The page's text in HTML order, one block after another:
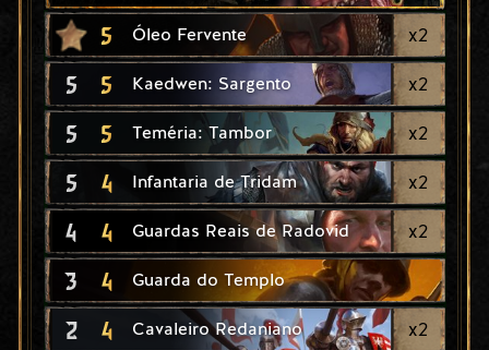
5 Óleo Fervente x2
5 5 Kaedwen: Sargento x2
5 5 Teméria: Tambor x2
5 4 Infantaria de Tridam x2
4 4 Guardas Reais de Radovid x2
3 4 Guarda do Templo
2 4 Cavaleiro Redaniano x2